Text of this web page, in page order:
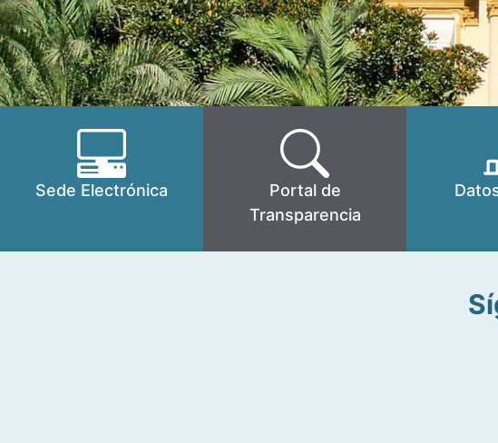
Sede Electrónica
Portal de
Transparencia